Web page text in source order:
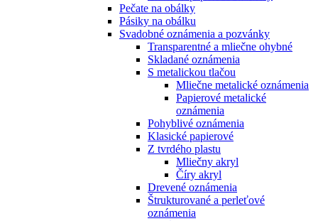
Pečate na obálky
Pásiky na obálku
Svadobné oznámenia a pozvánky
Transparentné a mliečne ohybné
Skladané oznámenia
S metalickou tlačou
Mliečne metalické oznámenia
Papierové metalické
oznámenia
Pohyblivé oznámenia
Klasické papierové
Z tvrdého plastu
Mliečny akryl
Číry akryl
Drevené oznámenia
Štrukturované a perleťové
oznámenia